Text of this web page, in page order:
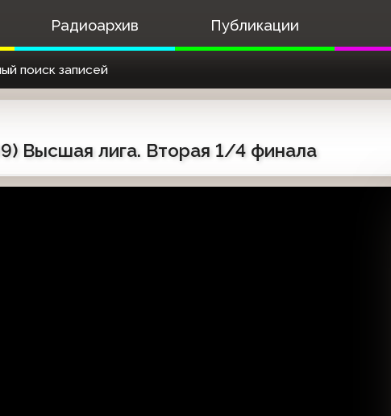
Радиоархив Публикации
поиск записей
Высшая лига. Вторая 1/4 финала